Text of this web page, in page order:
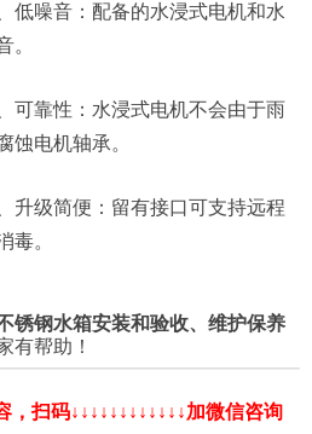
低噪音：配备的水浸式电机和水
。
可靠性：水浸式电机不会由于雨
蚀电机轴承。
升级简便：留有接口可支持远程
毒。
锈钢水箱安装和验收、维护保养
有帮助！
扫码↓↓↓↓↓↓↓↓↓↓↓↓加微信咨询